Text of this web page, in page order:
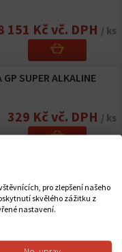
151 Kč vč. DPH / ks
SUPER ALKALINE
329 Kč vč. DPH / ks
177 Kč vč. DPH
pro zlepšení našeho
skvělého zážitku z
nastavení.